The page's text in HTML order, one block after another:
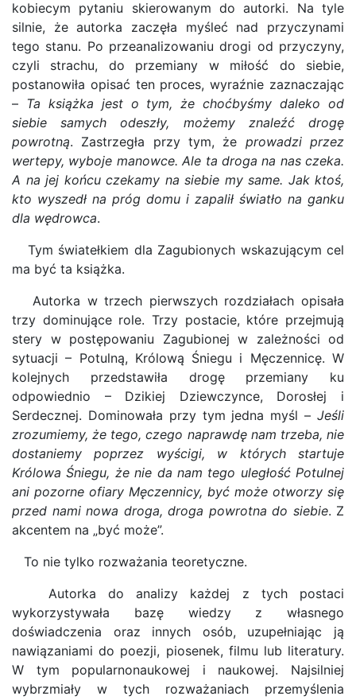
kobiecym pytaniu skierowanym do autorki. Na tyle
silnie, że autorka zaczęła myśleć nad przyczynami
tego stanu. Po przeanalizowaniu drogi od przyczyny,
czyli strachu, do przemiany w miłość do siebie,
postanowiła opisać ten proces, wyraźnie zaznaczając
– Ta książka jest o tym, że choćbyśmy daleko od
siebie samych odeszły, możemy znaleźć drogę
powrotną. Zastrzegła przy tym, że prowadzi przez
wertepy, wyboje manowce. Ale ta droga na nas czeka.
A na jej końcu czekamy na siebie my same. Jak ktoś,
kto wyszedł na próg domu i zapalił światło na ganku
dla wędrowca.
Tym światełkiem dla Zagubionych wskazującym cel
ma być ta książka.
Autorka w trzech pierwszych rozdziałach opisała
trzy dominujące role. Trzy postacie, które przejmują
stery w postępowaniu Zagubionej w zależności od
sytuacji – Potulną, Królową Śniegu i Męczennicę. W
kolejnych przedstawiła drogę przemiany ku
odpowiednio – Dzikiej Dziewczynce, Dorosłej i
Serdecznej. Dominowała przy tym jedna myśl – Jeśli
zrozumiemy, że tego, czego naprawdę nam trzeba, nie
dostaniemy poprzez wyścigi, w których startuje
Królowa Śniegu, że nie da nam tego uległość Potulnej
ani pozorne ofiary Męczennicy, być może otworzy się
przed nami nowa droga, droga powrotna do siebie. Z
akcentem na „być może”.
To nie tylko rozważania teoretyczne.
Autorka do analizy każdej z tych postaci
wykorzystywała bazę wiedzy z własnego
doświadczenia oraz innych osób, uzupełniając ją
nawiązaniami do poezji, piosenek, filmu lub literatury.
W tym popularnonaukowej i naukowej. Najsilniej
wybrzmiały w tych rozważaniach przemyślenia